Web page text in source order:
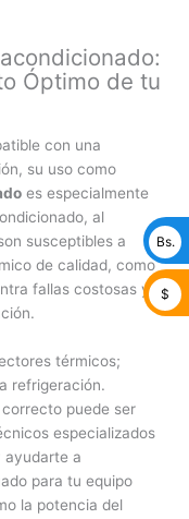
Óptimo de tu
con una
su uso como
es especialmente
al
susceptibles a
de calidad, como
fallas costosas y
térmicos;
refrigeración.
puede ser
especializados
ayudarte a
para tu equipo
la potencia del
Bs.
$